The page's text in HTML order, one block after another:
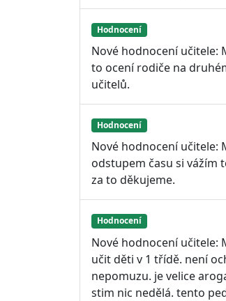
Hodnocení
Nové hodnocení učitele:
to ocení rodiče na
učitelů.
Hodnocení
Nové hodnocení učitele:
odstupem času si vážím
za to děkujeme.
Hodnocení
Nové hodnocení učitele:
učit děti v 1 třídě. není
nepomuzu. je velice
stim nic nedělá. tento